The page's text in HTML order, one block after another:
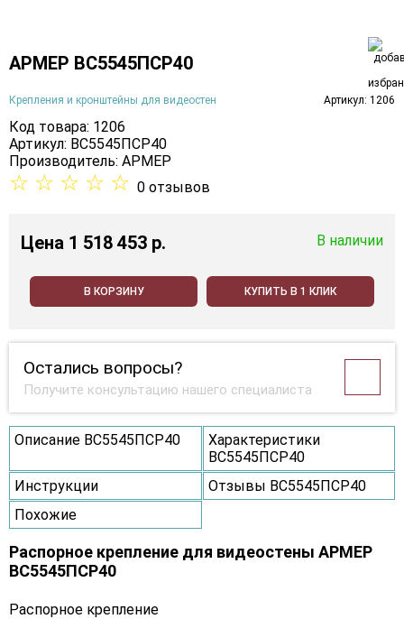
АРМЕР ВС5545ПСР40
Крепления и кронштейны для видеостен Артикул: 1206
Код товара: 1206
Артикул: ВС5545ПСР40
Производитель: АРМЕР
☆ ☆ ☆ ☆ ☆ 0 отзывов
Цена 1 518 453 p. В наличии
В КОРЗИНУ КУПИТЬ В 1 КЛИК
Остались вопросы?
Получите консультацию нашего специалиста
Описание ВС5545ПСР40
Характеристики
ВС5545ПСР40
Инструкции
Отзывы ВС5545ПСР40
Похожие
Распорное крепление для видеостены АРМЕР
ВС5545ПСР40
Распорное крепление